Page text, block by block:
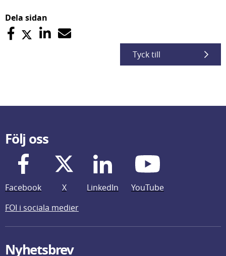
Dela sidan
Tyck till
Följ oss
Facebook X LinkedIn
YouTube
FOI i sociala medier
Nyhetsbrev